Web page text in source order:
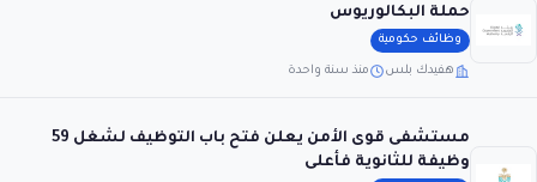
حملة البكالوريوس
وظائف حكومية
هفيدك بلس منذ سنة واحدة
مستشفى قوى الأمن يعلن فتح باب التوظيف لشغل 59
وظيفة للثانوية فأعلى